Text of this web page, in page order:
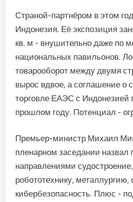
Страной-партнёром в этом
Индонезия. Её экспозиция
кв. м - внушительно даже по
национальных павильонов.
товарооборот между двумя
вырос вдвое, а соглашение о
торговле ЕАЭС с Индонезией
прошлом году. Потенциал -
Премьер-министр Михаил
пленарном заседании назвал
направлениями
робототехнику,
кибербезопасность. Плюс -